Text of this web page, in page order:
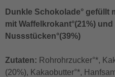
Dunkle Schokolade° gefüllt
mit Waffelkrokant°(21%)
Nussstücken°(39%)
Zutaten: Rohrohrzucker°*,
(20%), Kakaobutter°*,